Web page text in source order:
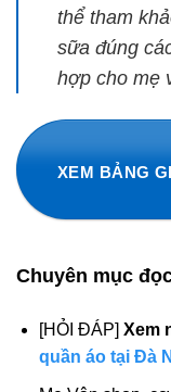
thể tham
sữa đúng
hợp cho mẹ
XEM BẢNG
Chuyên mục
[HỎI ĐÁP] Xem
quần áo tại Đà